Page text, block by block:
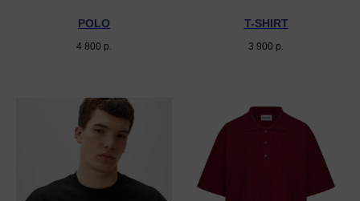
POLO
4 800 р.
T-SHIRT
3 900 р.